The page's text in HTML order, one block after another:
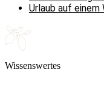
Urlaub auf einem
Wissenswertes